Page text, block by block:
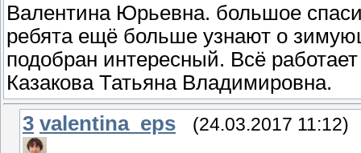
Валентина Юрьевна. большое
ребята ещё больше узнают о
подобран интересный. Всё
Казакова Татьяна Владимировна.
3 valentina_eps (24.03.2017 11:12)